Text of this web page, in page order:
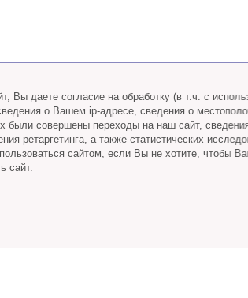
Вы даете согласие на обработку (в т.ч. с
о Вашем ip-адресе, сведения о
были совершены переходы на наш сайт,
ретаргетинга, а также статистических
сайтом, если Вы не хотите, чтобы
сайт.